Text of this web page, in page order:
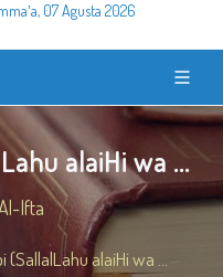
07 Agusta 2026
alaiHi wa ...
Ifta
alaiHi wa ...